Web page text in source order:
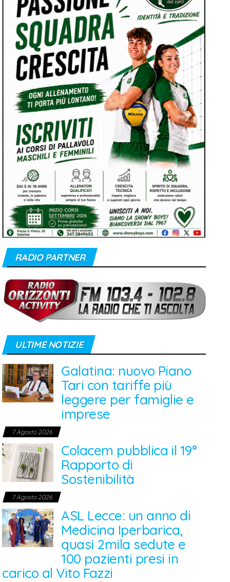
RADIO PARTNER
ULTIME NOTIZIE
Galatina: nuovo Piano
Tari con tariffe più
leggere per famiglie e
imprese
7 Agosto 2026
Colacem pubblica il 19°
Rapporto di
Sostenibilità
7 Agosto 2026
ASL Lecce: un anno di
Medicina Iperbarica,
quasi 2mila sedute e
100 pazienti presi in
carico al Vito Fazzi